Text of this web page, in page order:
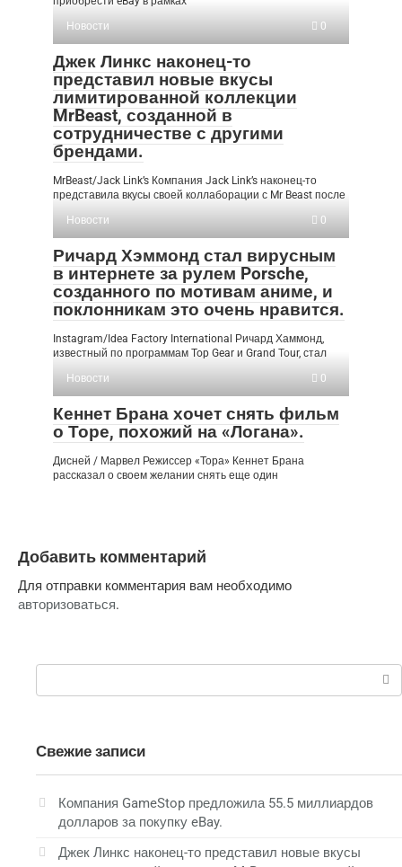
Новости
0
Джек Линкс наконец-то
представил новые вкусы
лимитированной коллекции
MrBeast, созданной в
сотрудничестве с другими
брендами.
MrBeast/Jack Link’s Компания Jack Link’s наконец-то
представила вкусы своей коллаборации с Mr Beast после
Новости
0
Ричард Хэммонд стал вирусным
в интернете за рулем Porsche,
созданного по мотивам аниме, и
поклонникам это очень нравится.
Instagram/Idea Factory International Ричард Хаммонд,
известный по программам Top Gear и Grand Tour, стал
Новости
0
Кеннет Брана хочет снять фильм
о Торе, похожий на «Логана».
Дисней / Марвел Режиссер «Тора» Кеннет Брана
рассказал о своем желании снять еще один
Добавить комментарий
Для отправки комментария вам необходимо
авторизоваться.
Поиск:
Свежие записи
Компания GameStop предложила 55.5 миллиардов
долларов за покупку eBay.
Джек Линкс наконец-то представил новые вкусы